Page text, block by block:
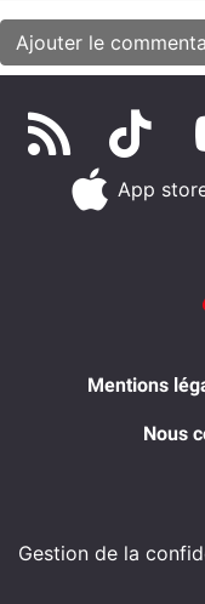
App
Mentions
Nous
Gestion de la